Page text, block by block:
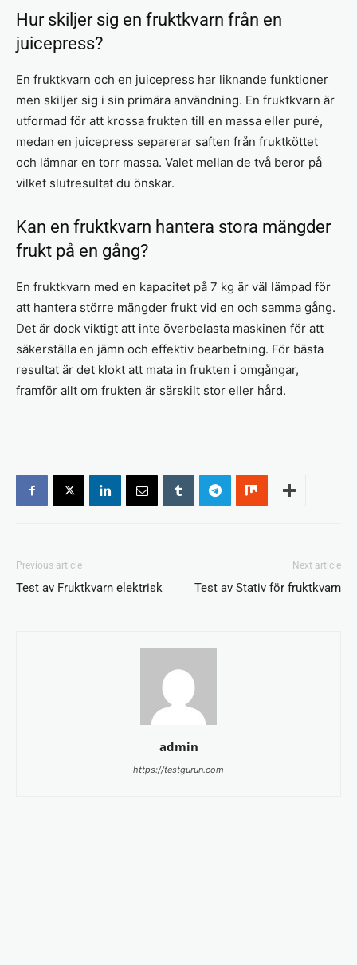
Hur skiljer sig en fruktkvarn från en
juicepress?
En fruktkvarn och en juicepress har liknande funktioner
men skiljer sig i sin primära användning. En fruktkvarn är
utformad för att krossa frukten till en massa eller puré,
medan en juicepress separerar saften från fruktköttet
och lämnar en torr massa. Valet mellan de två beror på
vilket slutresultat du önskar.
Kan en fruktkvarn hantera stora mängder
frukt på en gång?
En fruktkvarn med en kapacitet på 7 kg är väl lämpad för
att hantera större mängder frukt vid en och samma gång.
Det är dock viktigt att inte överbelasta maskinen för att
säkerställa en jämn och effektiv bearbetning. För bästa
resultat är det klokt att mata in frukten i omgångar,
framför allt om frukten är särskilt stor eller hård.
Previous article
Test av Fruktkvarn elektrisk
Next article
Test av Stativ för fruktkvarn
admin
https://testgurun.com